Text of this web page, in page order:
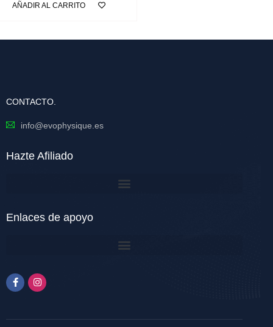
AÑADIR AL CARRITO
CONTACTO.
info@evophysique.es
Hazte Afiliado
Enlaces de apoyo